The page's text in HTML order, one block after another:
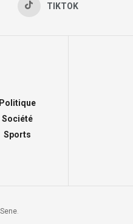
TIKTOK
Politique
Société
Sports
.